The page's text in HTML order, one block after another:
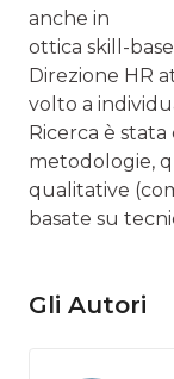
anche in
ottica skill-
Direzione HR
volto a
Ricerca è
metodologie,
qualitative
basate su
Gli Autori